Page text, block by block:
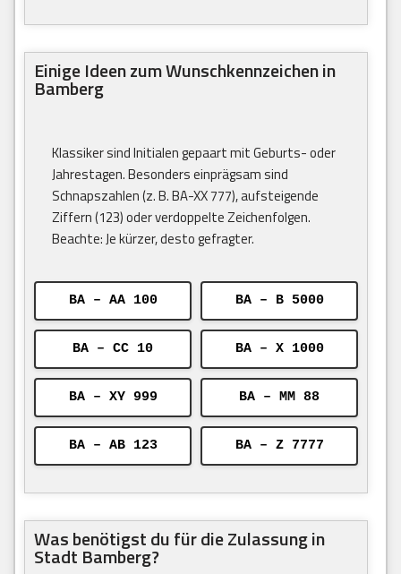
Einige Ideen zum Wunschkennzeichen in
Bamberg
Klassiker sind Initialen gepaart mit Geburts- oder
Jahrestagen. Besonders einprägsam sind
Schnapszahlen (z. B. BA-XX 777), aufsteigende
Ziffern (123) oder verdoppelte Zeichenfolgen.
Beachte: Je kürzer, desto gefragter.
BA – AA 100 BA – B 5000
BA – CC 10 BA – X 1000
BA – XY 999 BA – MM 88
BA – AB 123 BA – Z 7777
Was benötigst du für die Zulassung in
Stadt Bamberg?